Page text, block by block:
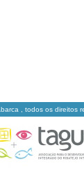
, todos os direitos